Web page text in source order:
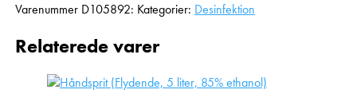
Varenummer D105892: Kategorier: Desinfektion
Relaterede varer